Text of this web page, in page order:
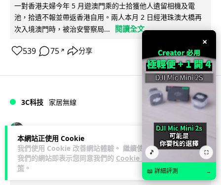
本網站正使用 Cookie
我們使用 Cookie 改善網站體驗。 繼續使用
我們的網站即表示您同意我們的 Cookie 政
策 。
一對香港夫婦今年 5 月遊澳門乘的士拾獲他人遺留相機及電
池，拾遺不報並帶返香港自用。兩人本月 2 日經港珠澳大橋再
次入境澳門時，被治安警察局...
閱讀全文
539 75 ↗ 分享
3C科技 家居無線
逾 20 款平價路由器爆後門 每 35 秒自
動連線回中國 全球 10 萬用家私隱堪憂
×
🎵 ⛶
📖 詳細評測 →